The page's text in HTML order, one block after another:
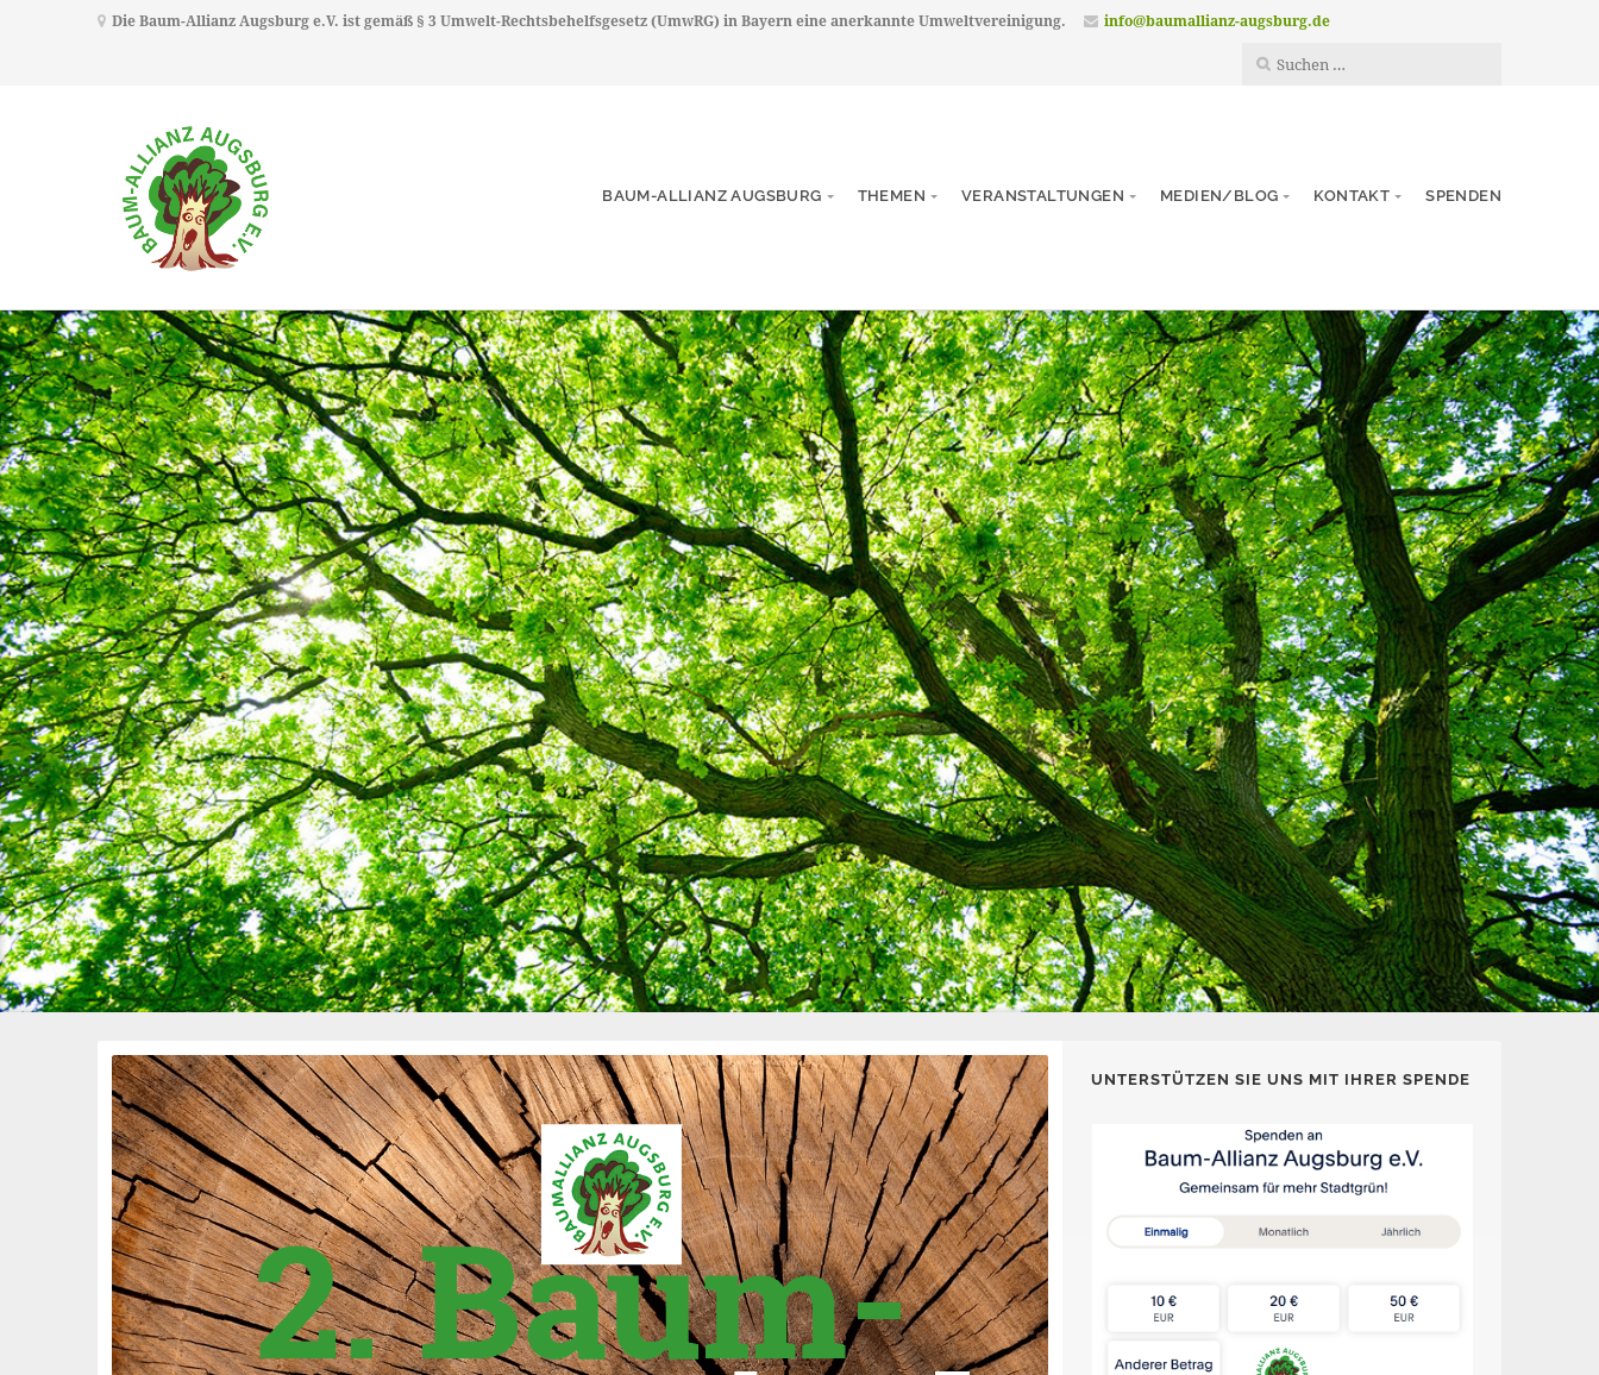
Die Baum-Allianz Augsburg e.V. ist gemäß § 3 Umwelt-Rechtsbehelfsgesetz (UmwRG) in Bayern eine anerkannte Umweltvereinigung. info@baumallianz-augsburg.de
BAUM-ALLIANZ AUGSBURG THEMEN VERANSTALTUNGEN MEDIEN/BLOG KONTAKT SPENDEN
UNTERSTÜTZEN SIE UNS MIT IHRER SPENDE